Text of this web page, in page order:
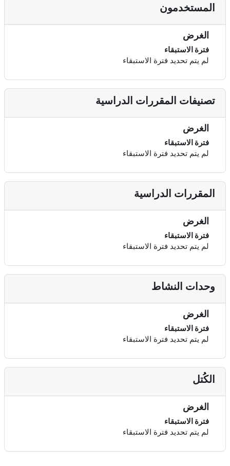
المستخدمون
الغرض
فترة الاستبقاء
لم يتم تحديد فترة الاستبقاء
تصنيفات المقررات الدراسية
الغرض
فترة الاستبقاء
لم يتم تحديد فترة الاستبقاء
المقررات الدراسية
الغرض
فترة الاستبقاء
لم يتم تحديد فترة الاستبقاء
وحدات النشاط
الغرض
فترة الاستبقاء
لم يتم تحديد فترة الاستبقاء
الكُتل
الغرض
فترة الاستبقاء
لم يتم تحديد فترة الاستبقاء